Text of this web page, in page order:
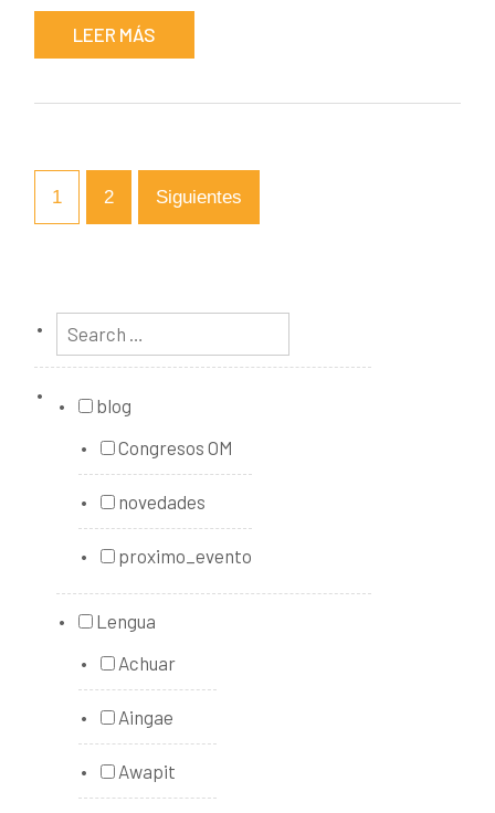
LEER MÁS
1 2 Siguientes
blog
Congresos OM
novedades
proximo_evento
Lengua
Achuar
Aingae
Awapit